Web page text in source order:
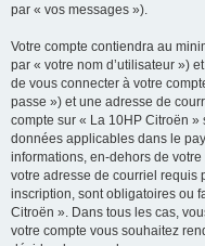
par « vos messages »).
Votre compte contiendra au
par « votre nom d’utilisateur »)
de vous connecter à votre
passe ») et une adresse de
compte sur « La 10HP Citroën
données applicables dans le
informations, en-dehors de votre
votre adresse de courriel requis
inscription, sont obligatoires ou
Citroën ». Dans tous les cas,
votre compte vous souhaitez